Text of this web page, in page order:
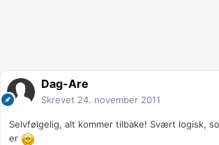
Dag-Are
Skrevet 24. november 2011
Selvfølgelig, alt kommer tilbake! Svært logisk,
er